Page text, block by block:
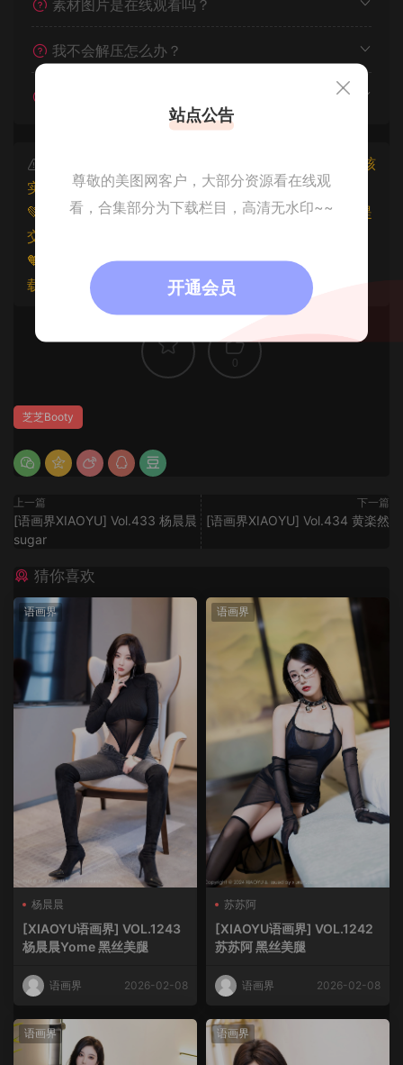
素材图片是在线观看吗？
我不会解压怎么办？
本文资源仅供个人参考学习，请勿批量搬运，一经核
实将封禁账号权限！
💚本文资源均来源网友分享，若侵犯了您的权益可以提
交工单处理。
🧡原文链接：https://www.znjfg.com/1745.html
载请注明出处。
0
芝芝Booty
上一篇
[语画界XIAOYU] Vol.433 杨晨晨
sugar
下一篇
[语画界XIAOYU] Vol.434 黄楽然
猜你喜欢
语画界
杨晨晨
[XIAOYU语画界] VOL.1243
杨晨晨Yome 黑丝美腿
语画界 2026-02-08
语画界
苏苏阿
[XIAOYU语画界] VOL.1242
苏苏阿 黑丝美腿
语画界 2026-02-08
语画界 语画界
站点公告
尊敬的美图网客户，大部分资源看在线观
看，合集部分为下载栏目，高清无水印~~
开通会员